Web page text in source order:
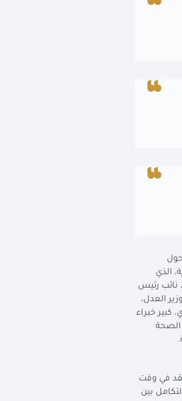
حول
الذي
نائب رئيس
العدل،
كبير خبراء
الصحة
.
في وقت
بين